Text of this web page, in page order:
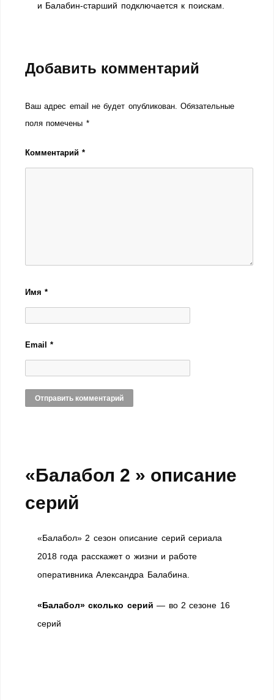
и Балабин-старший подключается к поискам.
Добавить комментарий
Ваш адрес email не будет опубликован. Обязательные
поля помечены *
Комментарий*
Имя*
Email*
«Балабол 2 » описание
серий
«Балабол» 2 сезон описание серий сериала
2018 года расскажет о жизни и работе
оперативника Александра Балабина.
«Балабол» сколько серий — во 2 сезоне 16
серий